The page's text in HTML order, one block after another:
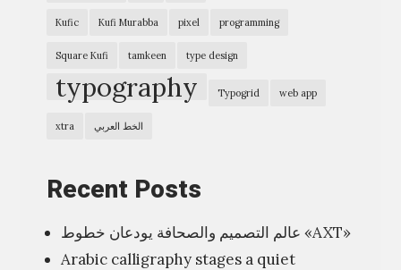
Kufic Kufi Murabba pixel programming
Square Kufi tamkeen type design
typography Typogrid web app
xtra الخط العربي
Recent Posts
عالم التصميم والصحافة يودعان خطوط «AXT»
Arabic calligraphy stages a quiet